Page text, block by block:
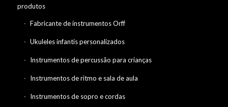
produtos
Fabricante de instrumentos Orff
Ukuleles infantis personalizados
Instrumentos de percussão para crianças
Instrumentos de ritmo e sala de aula
Instrumentos de sopro e cordas